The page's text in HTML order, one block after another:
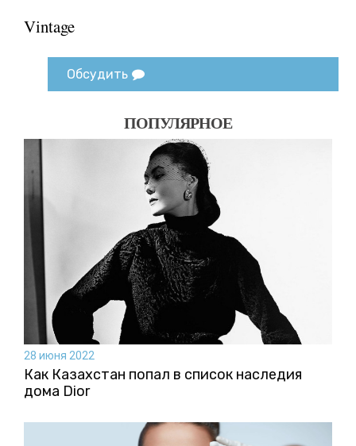
Vintage
Обсудить
ПОПУЛЯРНОЕ
28 июня 2022
Как Казахстан попал в список наследия
дома Dior